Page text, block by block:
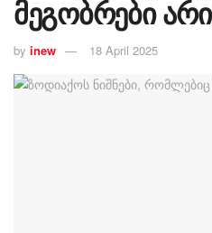
მეგობრები
by inew 18 April 2025